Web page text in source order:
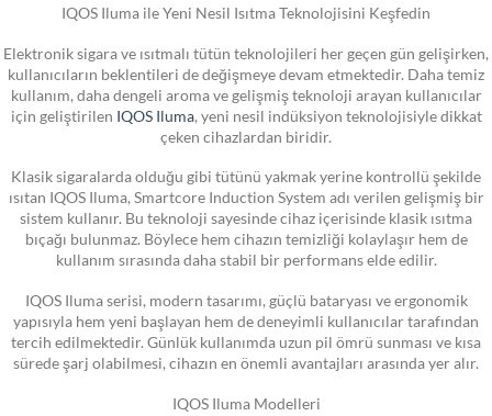
IQOS Iluma ile Yeni Nesil Isıtma Teknolojisini Keşfedin
Elektronik sigara ve ısıtmalı tütün teknolojileri her geçen gün gelişirken,
kullanıcıların beklentileri de değişmeye devam etmektedir. Daha temiz
kullanım, daha dengeli aroma ve gelişmiş teknoloji arayan kullanıcılar
için geliştirilen IQOS Iluma, yeni nesil indüksiyon teknolojisiyle dikkat
çeken cihazlardan biridir.
Klasik sigaralarda olduğu gibi tütünü yakmak yerine kontrollü şekilde
ısıtan IQOS Iluma, Smartcore Induction System adı verilen gelişmiş bir
sistem kullanır. Bu teknoloji sayesinde cihaz içerisinde klasik ısıtma
bıçağı bulunmaz. Böylece hem cihazın temizliği kolaylaşır hem de
kullanım sırasında daha stabil bir performans elde edilir.
IQOS Iluma serisi, modern tasarımı, güçlü bataryası ve ergonomik
yapısıyla hem yeni başlayan hem de deneyimli kullanıcılar tarafından
tercih edilmektedir. Günlük kullanımda uzun pil ömrü sunması ve kısa
sürede şarj olabilmesi, cihazın en önemli avantajları arasında yer alır.
IQOS Iluma Modelleri